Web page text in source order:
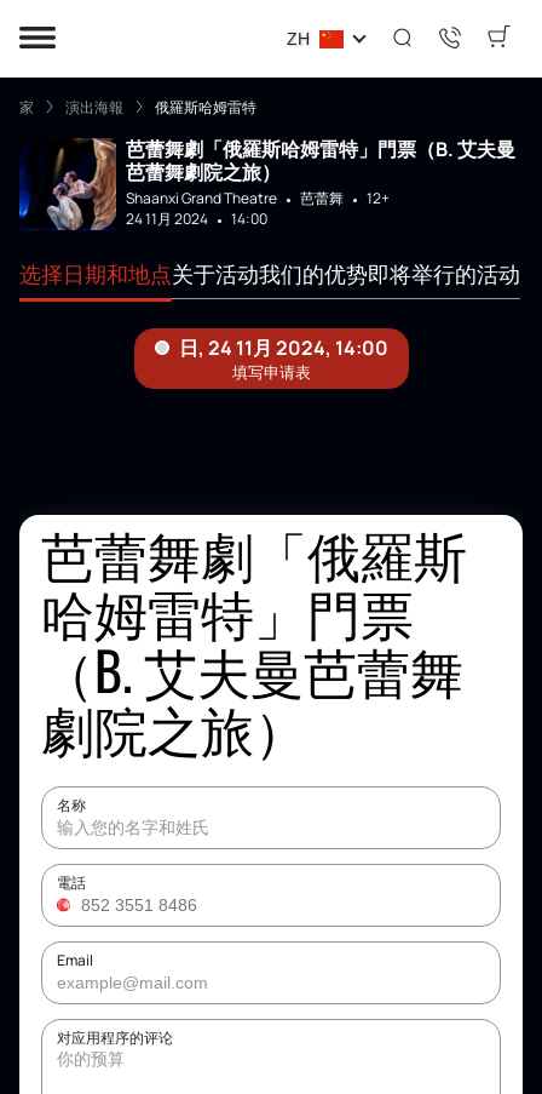
ZH
家 演出海報 俄羅斯哈姆雷特
芭蕾舞劇「俄羅斯哈姆雷特」門票（B. 艾夫曼
芭蕾舞劇院之旅）
Shaanxi Grand Theatre 芭蕾舞
12+
24 11月 2024
14:00
选择日期和地点关于活动我们的优势即将举行的活动
芭蕾舞劇「俄羅斯
哈姆雷特」門票
（B. 艾夫曼芭蕾舞
劇院之旅）
名称
電話
Email
对应用程序的评论